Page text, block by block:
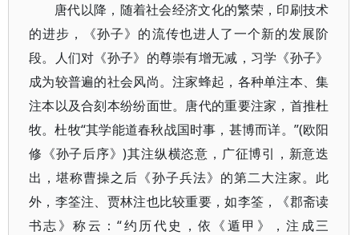
唐代以降，随着社会经济文化的繁荣，印刷技术
的进步，《孙子》的流传也进人了一个新的发展阶
段。人们对《孙子》的尊崇有增无减，习学《孙子》
成为较普遍的社会风尚。注家蜂起，各种单注本、集
注本以及合刻本纷纷面世。唐代的重要注家，首推杜
牧。杜牧“其学能道春秋战国时事，甚博而详。”(欧阳
修《孙子后序》)其注纵横恣意，广征博引，新意迭
出，堪称曹操之后《孙子兵法》的第二大注家。此
外，李筌注、贾林注也比较重要，如李筌，《郡斋读
书志》称云：“约历代史，依《遁甲》，注成三